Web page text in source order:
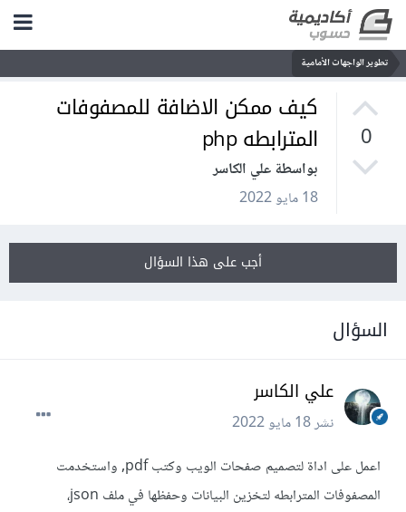
تطوير الواجهات الأمامية
0
كيف ممكن الاضافة للمصفوفات
المترابطه php
بواسطة علي الكاسر
18 مايو 2022
أجب على هذا السؤال
السؤال
علي الكاسر
نشر18 مايو 2022
اعمل على اداة لتصميم صفحات الويب وكتب pdf, واستخدمت
المصفوفات المترابطه لتخزين البيانات وحفظها في ملف json،